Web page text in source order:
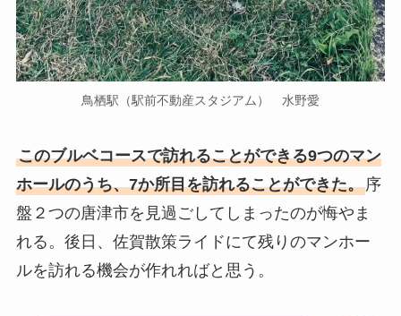
鳥栖駅（駅前不動産スタジアム） 水野愛
このブルベコースで訪れることができる9つのマン
ホールのうち、7か所目を訪れることができた。序
盤２つの唐津市を見過ごしてしまったのが悔やま
れる。後日、佐賀散策ライドにて残りのマンホー
ルを訪れる機会が作れればと思う。